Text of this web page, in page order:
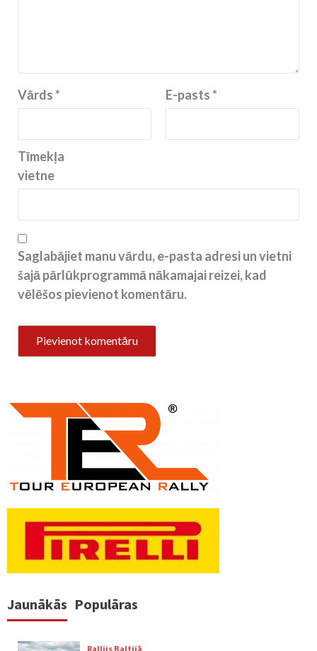
Vārds* E-pasts*
Tīmekļa
vietne
Saglabājiet manu vārdu, e-pasta adresi un vietni
šajā pārlūkprogrammā nākamajai reizei, kad
vēlēšos pievienot komentāru.
Jaunākās Populāras
Rallijs Baltijā